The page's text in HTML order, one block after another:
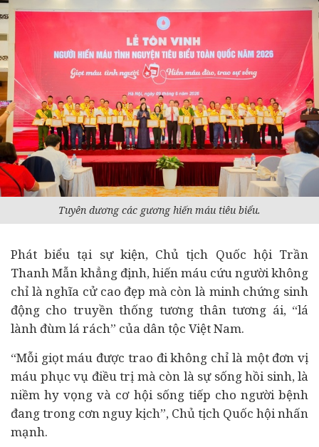
Tuyên dương các gương hiến máu tiêu biểu.
Phát biểu tại sự kiện, Chủ tịch Quốc hội Trần
Thanh Mẫn khẳng định, hiến máu cứu người không
chỉ là nghĩa cử cao đẹp mà còn là minh chứng sinh
động cho truyền thống tương thân tương ái, “lá
lành đùm lá rách” của dân tộc Việt Nam.
“Mỗi giọt máu được trao đi không chỉ là một đơn vị
máu phục vụ điều trị mà còn là sự sống hồi sinh, là
niềm hy vọng và cơ hội sống tiếp cho người bệnh
đang trong cơn nguy kịch”, Chủ tịch Quốc hội nhấn
mạnh.